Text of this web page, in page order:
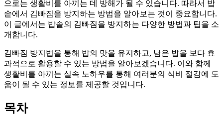
으로는 생활비를 아끼는 데 방해가 될 수 있습니다. 따라서 밥
솥에서 김빠짐을 방지하는 방법을 알아보는 것이 중요합니다.
이 글에서는 밥솥의 김빠짐을 방지하는 다양한 방법과 팁을 소
개합니다.
김빠짐 방지법을 통해 밥의 맛을 유지하고, 남은 밥을 보다 효
과적으로 활용할 수 있는 방법을 알아보겠습니다. 이와 함께
생활비를 아끼는 실속 노하우를 통해 여러분의 식비 절감에 도
움이 될 수 있는 정보를 제공할 것입니다.
목차